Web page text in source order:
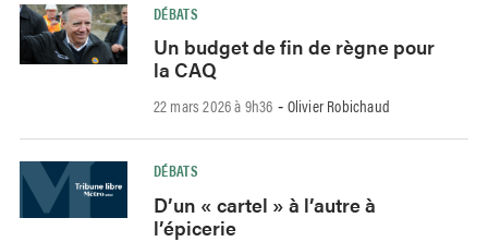
DÉBATS
Un budget de fin de règne pour
la CAQ
22 mars 2026 à 9h36 - Olivier Robichaud
DÉBATS
D’un « cartel » à l’autre à
l’épicerie